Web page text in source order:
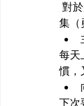
對
集（
每天
慣，
下次